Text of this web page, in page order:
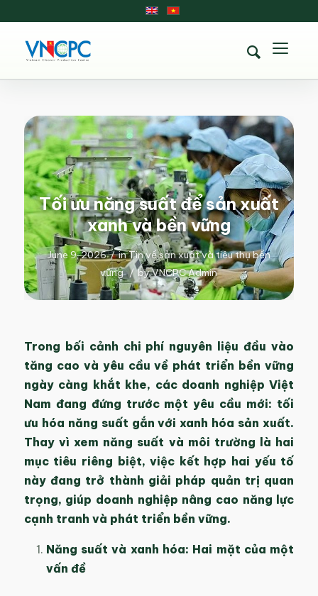
Tối ưu năng suất để sản xuất
xanh và bền vững
June 9, 2026 / inTin về sản xuất và tiêu thụ bền
vững / byVNCPC Admin
Trong bối cảnh chi phí nguyên liệu đầu vào
tăng cao và yêu cầu về phát triển bền vững
ngày càng khắt khe, các doanh nghiệp Việt
Nam đang đứng trước một yêu cầu mới: tối
ưu hóa năng suất gắn với xanh hóa sản xuất.
Thay vì xem năng suất và môi trường là hai
mục tiêu riêng biệt, việc kết hợp hai yếu tố
này đang trở thành giải pháp quản trị quan
trọng, giúp doanh nghiệp nâng cao năng lực
cạnh tranh và phát triển bền vững.
Năng suất và xanh hóa: Hai mặt của một
vấn đề